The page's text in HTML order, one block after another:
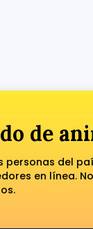
de
del
en línea.